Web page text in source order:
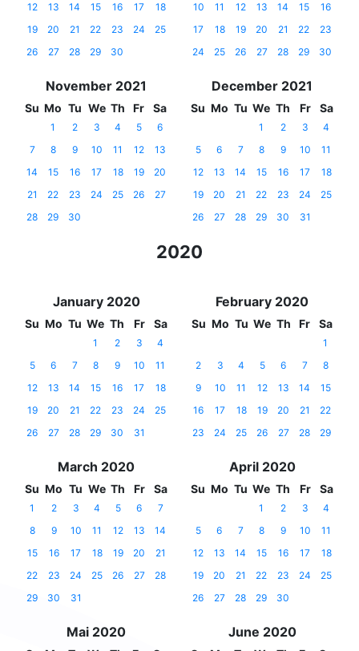
12
13 14 15 16 17
18
19
20 21 22 23 24
25
26
27 28 29 30
10
11 12 13 14 15
16
17
18 19 20 21 22
23
24
25 26 27 28 29 30
November 2021
Su Mo Tu We Th Fr Sa
1 2 3 4 5
6
7
8 9 10 11 12
13
14
15 16 17 18 19
20
21
22 23 24 25 26
27
28
29 30
December 2021
Su Mo Tu We Th Fr Sa
1 2 3
4
5
6 7 8 9 10
11
12
13 14 15 16 17
18
19
20 21 22 23 24
25
26
27 28 29 30 31
2020
January 2020
Su Mo Tu We Th Fr Sa
1 2 3
4
5
6 7 8 9 10
11
12
13 14 15 16 17
18
19
20 21 22 23 24
25
26
27 28 29 30 31
February 2020
Su Mo Tu We Th Fr Sa
1
2
3 4 5 6 7
8
9
10 11 12 13 14
15
16
17 18 19 20 21
22
23
24 25 26 27 28 29
March 2020
Su Mo Tu We Th Fr Sa
1 2 3 4 5 6
7
8
9 10 11 12 13
14
15
16 17 18 19 20
21
22
23 24 25 26 27
28
29
30 31
April 2020
Su Mo Tu We Th Fr Sa
1 2 3
4
5
6 7 8 9 10
11
12
13 14 15 16 17
18
19
20 21 22 23 24
25
26
27 28 29 30
Mai 2020 June 2020